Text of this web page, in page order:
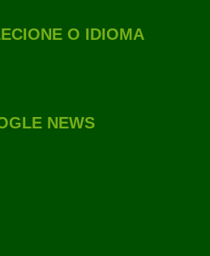
O IDIOMA
NEWS